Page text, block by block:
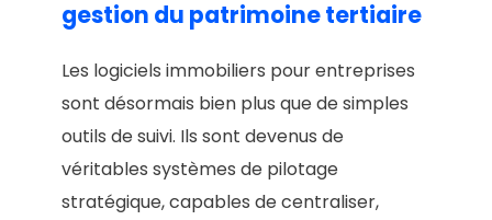
gestion du patrimoine tertiaire
Les logiciels immobiliers pour entreprises
sont désormais bien plus que de simples
outils de suivi. Ils sont devenus de
véritables systèmes de pilotage
stratégique, capables de centraliser,